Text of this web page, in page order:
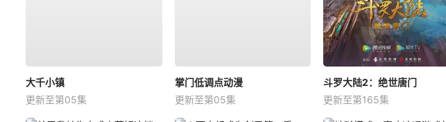
大千小镇
更新至第05集
掌门低调点动漫
更新至第05集
斗罗大陆2：绝世唐门
更新至第165集